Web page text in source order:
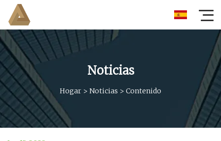
Noticias
Hogar > Noticias > Contenido